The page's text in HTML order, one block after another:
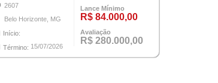
2607
Belo Horizonte, MG
Início:
Término: 15/07/2026
Lance Mínimo
R$ 84.000,00
Avaliação
R$ 280.000,00